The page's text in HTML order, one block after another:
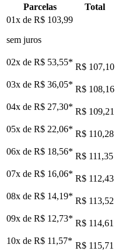
Parcelas
Total
01x de R$ 103,99
sem juros
02x de R$ 53,55* R$ 107,10
03x de R$ 36,05* R$ 108,16
04x de R$ 27,30* R$ 109,21
05x de R$ 22,06* R$ 110,28
06x de R$ 18,56* R$ 111,35
07x de R$ 16,06* R$ 112,43
08x de R$ 14,19* R$ 113,52
09x de R$ 12,73* R$ 114,61
10x de R$ 11,57* R$ 115,71